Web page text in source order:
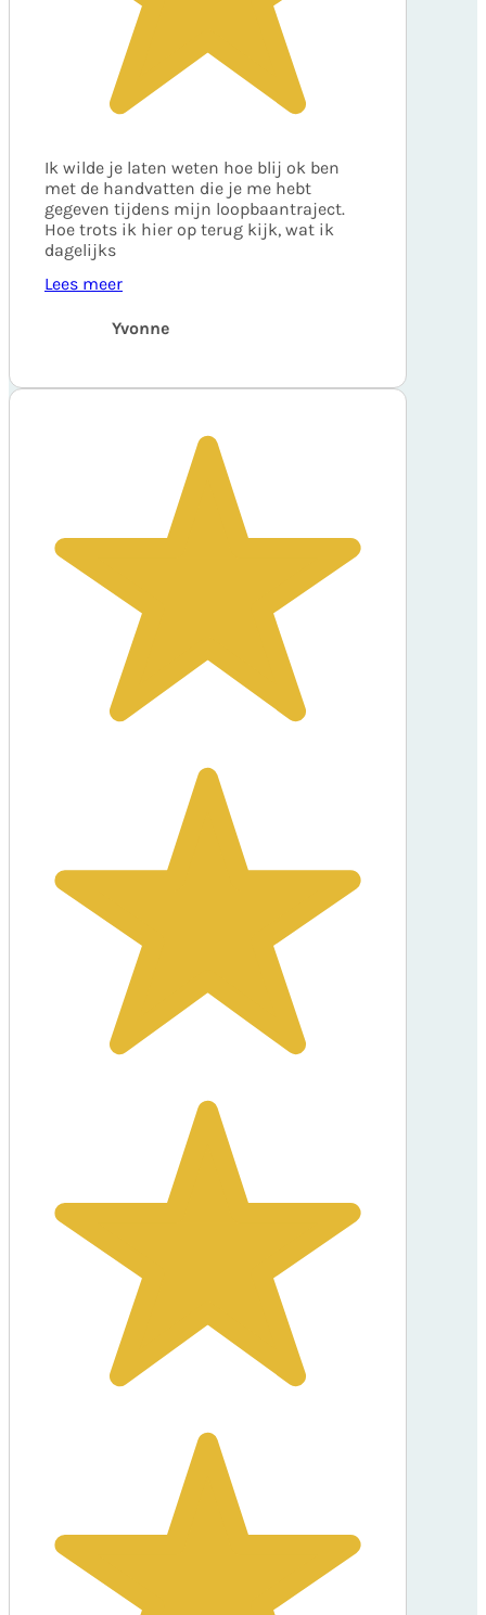
Ik wilde je laten weten hoe blij ok ben
met de handvatten die je me hebt
gegeven tijdens mijn loopbaantraject.
Hoe trots ik hier op terug kijk, wat ik
dagelijks
Lees meer
Yvonne